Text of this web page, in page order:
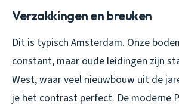
Verzakkingen en breuken
Dit is typisch Amsterdam. Onze
constant, maar oude leidingen zijn
West, waar veel nieuwbouw uit de
je het contrast perfect. De moderne